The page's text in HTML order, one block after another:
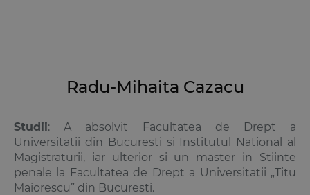
Radu-Mihaita Cazacu
Studii: A absolvit Facultatea de Drept a
Universitatii din Bucuresti si Institutul National al
Magistraturii, iar ulterior si un master in Stiinte
penale la Facultatea de Drept a Universitatii „Titu
Maiorescu” din Bucuresti.